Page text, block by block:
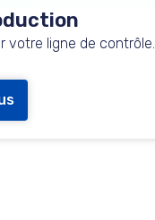
votre ligne de contrôle.